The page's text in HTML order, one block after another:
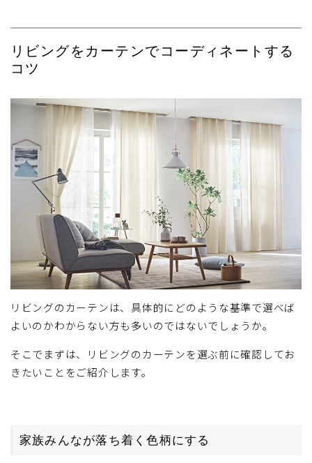
リビングをカーテンでコーディネートする
コツ
リビングのカーテンは、具体的にどのような基準で選べば
よいのかわからない方も多いのではないでしょうか。
そこでまずは、リビングのカーテンを選ぶ前に確認してお
きたいことをご紹介します。
家族みんなが落ち着く色柄にする